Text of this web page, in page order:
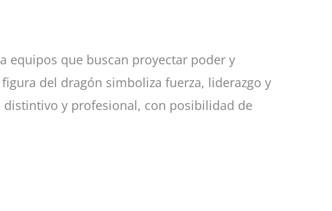
equipos que buscan proyectar poder y
del dragón simboliza fuerza, liderazgo y
y profesional, con posibilidad de